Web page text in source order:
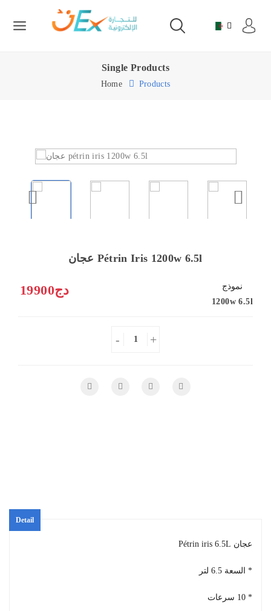
Single Products
Home Products
عجان Pétrin Iris 1200w 6.5l
19900دج
نموذج
1200w 6.5l
- +
Detail
عجان Pétrin iris 6.5L
* السعة 6.5 لتر
* 10 سرعات